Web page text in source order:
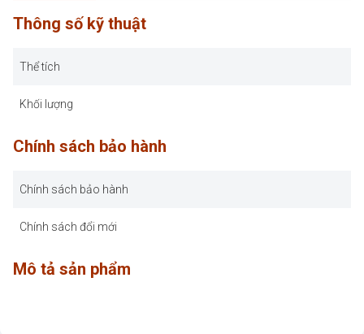
Thông số kỹ thuật
Thể tích
Khối lượng
Chính sách bảo hành
Chính sách bảo hành
Chính sách đổi mới
Mô tả sản phẩm